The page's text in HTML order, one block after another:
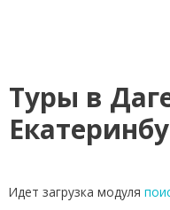
Туры в
Идет загрузка модуля